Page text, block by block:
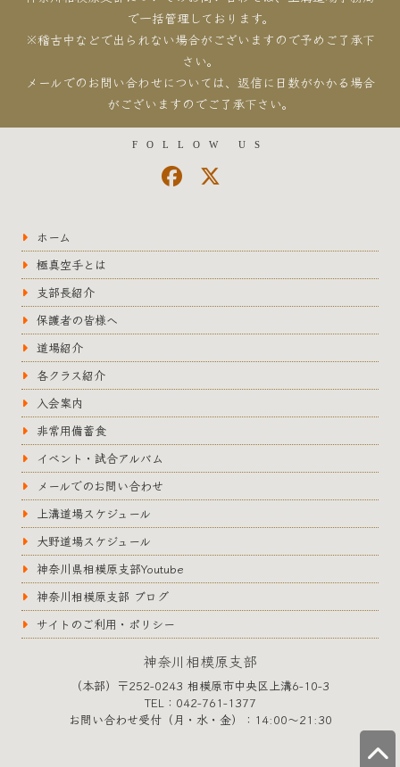
で一括管理しております。
※稽古中などで出られない場合がございますので予めご了承下
さい。
メールでのお問い合わせについては、返信に日数がかかる場合
がございますのでご了承下さい。
FOLLOW US
ホーム
極真空手とは
支部長紹介
保護者の皆様へ
道場紹介
各クラス紹介
入会案内
非常用備蓄食
イベント・試合アルバム
メールでのお問い合わせ
上溝道場スケジュール
大野道場スケジュール
神奈川県相模原支部Youtube
神奈川相模原支部 ブログ
サイトのご利用・ポリシー
神奈川相模原支部
（本部）〒252-0243 相模原市中央区上溝6-10-3
TEL：042-761-1377
お問い合わせ受付（月・水・金）：14:00〜21:30